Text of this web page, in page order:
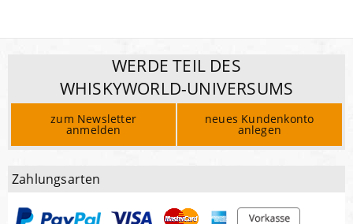
WERDE TEIL DES
WHISKYWORLD-UNIVERSUMS
zum Newsletter
anmelden
neues Kundenkonto
anlegen
Zahlungsarten